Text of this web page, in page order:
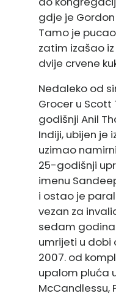
gdje je
Tamo je
zatim izašao
dvije crvene
Nedaleko od
Grocer u Scott
godišnji Anil
Indiji, ubijen je
uzimao
25-godišnji
imenu
i ostao je
vezan za
sedam
umrijeti u dobi
2007. od
upalom pluća
McCandlessu,